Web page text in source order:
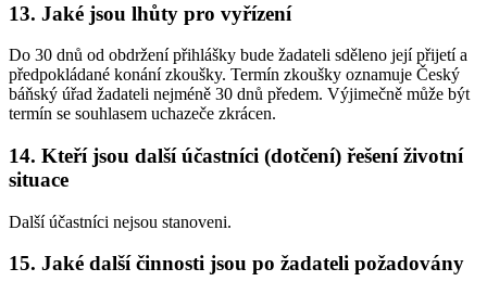
13. Jaké jsou lhůty pro vyřízení
Do 30 dnů od obdržení přihlášky bude žadateli sděleno její přijetí a
předpokládané konání zkoušky. Termín zkoušky oznamuje Český
báňský úřad žadateli nejméně 30 dnů předem. Výjimečně může být
termín se souhlasem uchazeče zkrácen.
14. Kteří jsou další účastníci (dotčení) řešení životní
situace
Další účastníci nejsou stanoveni.
15. Jaké další činnosti jsou po žadateli požadovány